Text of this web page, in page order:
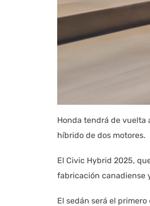
Honda tendrá de vuelta
híbrido de dos motores.
El Civic Hybrid 2025,
fabricación canadiense
El sedán será el